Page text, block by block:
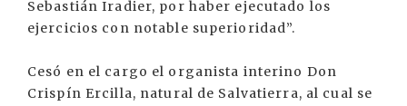
Sebastián Iradier, por haber ejecutado los
ejercicios con notable superioridad”.
Cesó en el cargo el organista interino Don
Crispín Ercilla, natural de Salvatierra, al cual se